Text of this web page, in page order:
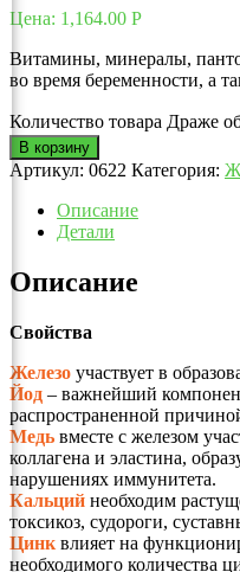
Цена: 1,164.00 Р
Витамины, минералы,
во время беременности, а
Количество товара Драже
В корзину
Артикул: 0622 Категория:
Описание
Детали
Описание
Свойства
Железо участвует в
Йод – важнейший
распространенной
Медь вместе с железом
коллагена и эластина,
нарушениях иммунитета.
Кальций необходим
токсикоз, судороги,
Цинк влияет на
необходимого количества